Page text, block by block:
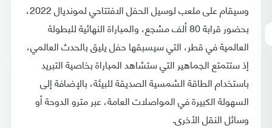
وسيقام على ملعب لوسيل الحفل الافتتاحي لمونديال 2022،
بحضور قرابة 80 ألف مشجع، والمباراة النهائية للبطولة
العالمية في قطر، التي سيسبقها حفل يليق بالحدث العالمي،
إذ ستتمتع الجماهير التي ستشاهد المباراة بخاصية التبريد
باستخدام الطاقة الشمسية الصديقة للبيئة، بالإضافة إلى
السهولة الكبيرة في المواصلات العامة، عبر مترو الدوحة أو
وسائل النقل الأخرى.